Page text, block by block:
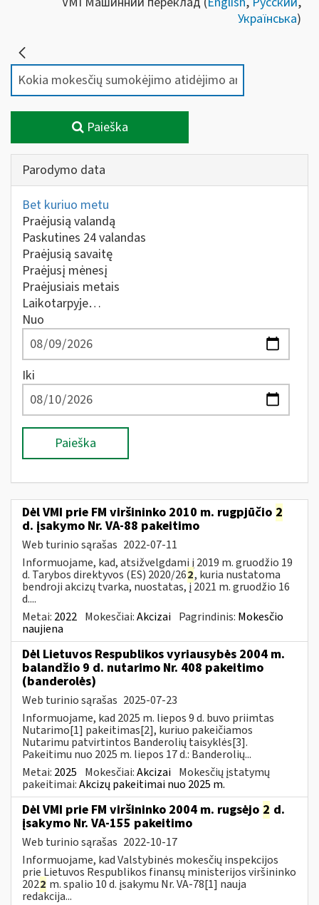
Українська)
Paieška
Parodymo data
Bet kuriuo metu
Praėjusią valandą
Paskutines 24 valandas
Praėjusią savaitę
Praėjusį mėnesį
Praėjusiais metais
Laikotarpyje…
Nuo
Iki
Paieška
Dėl VMI prie FM viršininko 2010 m. rugpjūčio 2
d. įsakymo Nr. VA-88 pakeitimo
Web turinio sąrašas 2022-07-11
Informuojame, kad, atsižvelgdami į 2019 m. gruodžio 19
d. Tarybos direktyvos (ES) 2020/262, kuria nustatoma
bendroji akcizų tvarka, nuostatas, į 2021 m. gruodžio 16
d....
Metai: 2022 Mokesčiai:Akcizai Pagrindinis: Mokesčio
naujiena
Dėl Lietuvos Respublikos vyriausybės 2004 m.
balandžio 9 d. nutarimo Nr. 408 pakeitimo
(banderolės)
Web turinio sąrašas 2025-07-23
Informuojame, kad 2025 m. liepos 9 d. buvo priimtas
Nutarimo[1] pakeitimas[2], kuriuo pakeičiamos
Nutarimu patvirtintos Banderolių taisyklės[3].
Pakeitimu nuo 2025 m. liepos 17 d.: Banderolių...
Metai: 2025 Mokesčiai:Akcizai Mokesčių įstatymų
pakeitimai:Akcizų pakeitimai nuo 2025 m.
Dėl VMI prie FM viršininko 2004 m. rugsėjo 2 d.
įsakymo Nr. VA-155 pakeitimo
Web turinio sąrašas 2022-10-17
Informuojame, kad Valstybinės mokesčių inspekcijos
prie Lietuvos Respublikos finansų ministerijos viršininko
2022 m. spalio 10 d. įsakymu Nr. VA-78[1] nauja
redakcija...